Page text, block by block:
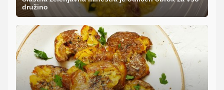
družino